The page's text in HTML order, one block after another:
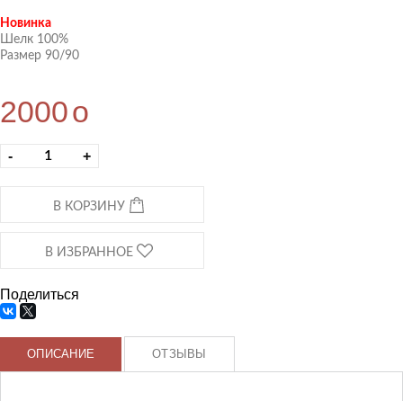
Новинка
Шелк 100%
Размер 90/90
2000o
- +
В КОРЗИНУ
В ИЗБРАННОЕ
Поделиться
ОПИСАНИЕ ОТЗЫВЫ